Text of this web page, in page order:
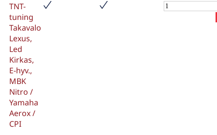
TNT-
tuning
Takavalo
Lexus,
Led
Kirkas,
E-hyv.,
MBK
Nitro /
Yamaha
Aerox /
CPI